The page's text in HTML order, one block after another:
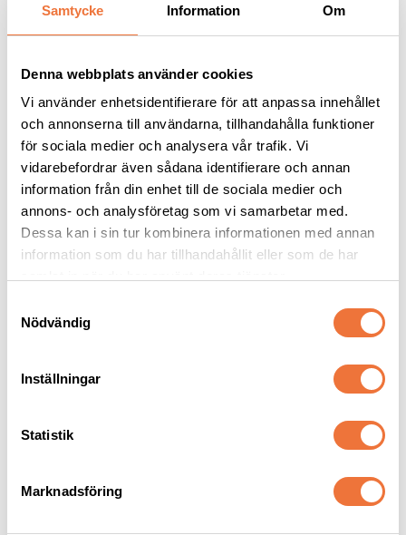
Samtycke Information Om
Denna webbplats använder cookies
Vi använder enhetsidentifierare för att anpassa innehållet
och annonserna till användarna, tillhandahålla funktioner
för sociala medier och analysera vår trafik. Vi
vidarebefordrar även sådana identifierare och annan
information från din enhet till de sociala medier och
annons- och analysföretag som vi samarbetar med.
Dessa kan i sin tur kombinera informationen med annan
information som du har tillhandahållit eller som de har
Nödvändig
Inställningar
Statistik
Marknadsföring
Andra köpte även
Show Tech
Fingerkondomer med
Återanvändningsbara trimkondomer i latex
79 kr
K9 Aloe Vera schampo -
finns i fyra storlekar
Naturligt schampo med lugnande effekt